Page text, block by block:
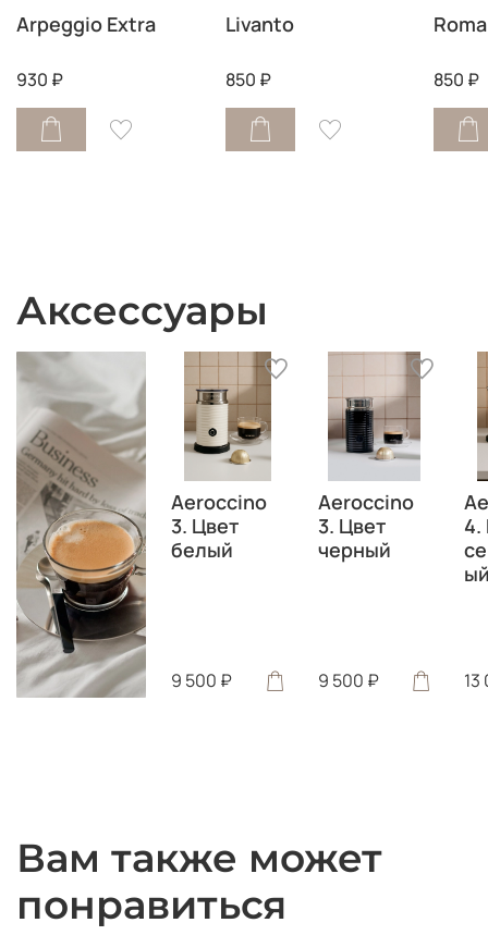
Arpeggio Extra
930 ₽
Livanto
850 ₽
Roma
850 ₽
Аксессуары
Aeroccino
3. Цвет
белый
9 500 ₽
Aeroccino
3. Цвет
черный
9 500 ₽
4.
Вам также может
понравиться